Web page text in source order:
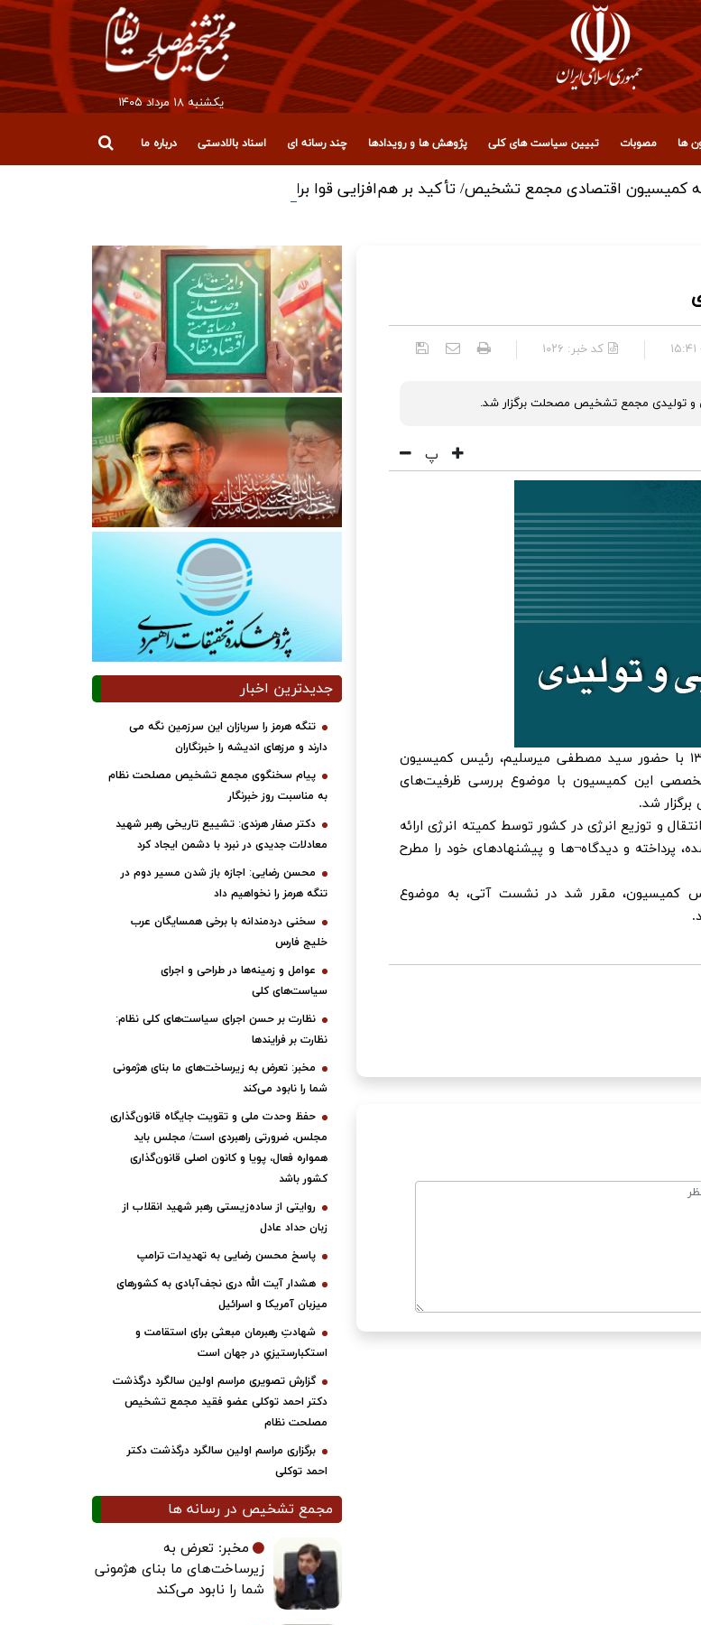
يکشنبه ۱۸ مرداد ۱۴۰۵
ها مصوبات تبیین سیاست های کلی پژوهش ها و رویدادها چند رسانه ای اسناد بالادستی درباره ما
اقتصادی مجمع تشخیص/ تأکید بر هم‌افزایی قوا برای عبور از چالش‌ها
کد خبر: ۱۰۲۶
و تولیدی مجمع تشخیص مصحلت برگزار شد.
پ
به گزارش اداره کل روابط عمومی، این نشست روز دوشنبه ۱مهر۱۳۹۸ با حضور سید مصطفی میرسلیم، رئیس کمیسیون
تخصصی این کمیسیون با موضوع بررسی ظرفیت‌های
شد.
و توزیع انرژی در کشور توسط کمیته انرژی ارائه
پرداخته و دیدگاه¬ها و پیشنهادهای خود را مطرح
کمیسیون، مقرر شد در نشست آتی، به موضوع
جدیدترین اخبار
تنگه هرمز را سربازان این سرزمین نگه می
دارند و مرزهای اندیشه را خبرنگاران
پیام سخنگوی مجمع تشخیص مصلحت نظام
به مناسبت روز خبرنگار
دکتر صفار هرندی: تشییع تاریخی رهبر شهید
معادلات جدیدی در نبرد با دشمن ایجاد کرد
محسن رضایی: اجازه باز شدن مسیر دوم در
تنگه هرمز را نخواهیم داد
سخنی دردمندانه با برخی همسایگان عرب
خلیج فارس
عوامل و زمینه‌ها در طراحی و اجرای
سیاست‌های کلی
نظارت بر حسن اجرای سیاست‌های کلی نظام:
نظارت بر فرایندها
مخبر: تعرض به زیرساخت‌های ما بنای هژمونی
شما را نابود می‌کند
حفظ وحدت ملی و تقویت جایگاه قانون‌گذاری
مجلس، ضرورتی راهبردی است/ مجلس باید
همواره فعال، پویا و کانون اصلی قانون‌گذاری
کشور باشد
روایتی از ساده‌زیستی رهبر شهید انقلاب از
زبان حداد عادل
پاسخ محسن رضایی به تهدیدات ترامپ
هشدار آیت الله دری نجف‌آبادی به کشورهای
میزبان آمریکا و اسرائیل
شهادتِ رهبرمان مبعثی برای استقامت و
استکبارستیزیِ در جهان است
گزارش تصویری مراسم اولین سالگرد درگذشت
دکتر احمد توکلی عضو فقید مجمع تشخیص
مصلحت نظام
برگزاری مراسم اولین سالگرد درگذشت دکتر
احمد توکلی
مجمع تشخیص در رسانه ها
مخبر: تعرض به
زیرساخت‌های ما بنای هژمونی
شما را نابود می‌کند